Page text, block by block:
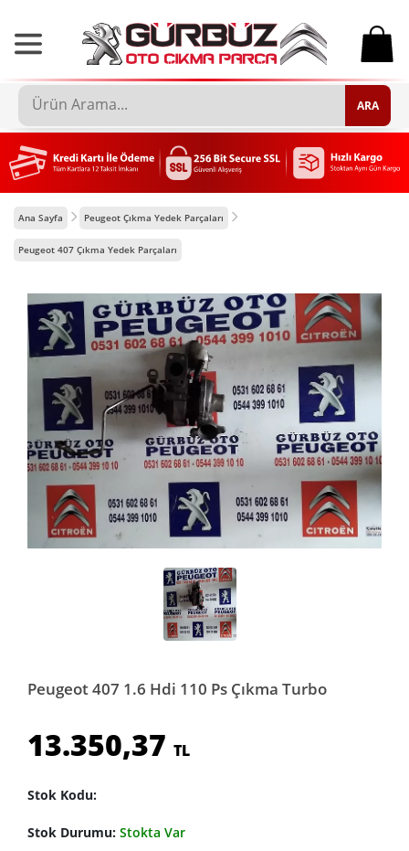
0
ARA
Ana Sayfa Peugeot Çıkma Yedek Parçaları
Peugeot 407 Çıkma Yedek Parçaları
Peugeot 407 1.6 Hdi 110 Ps Çıkma Turbo
13.350,37 TL
Stok Kodu:
Stok Durumu: Stokta Var